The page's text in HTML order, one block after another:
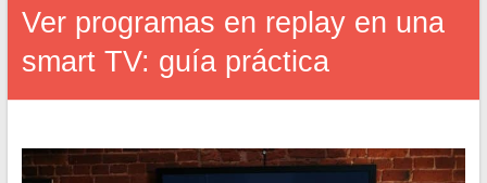
Ver programas en replay en una
smart TV: guía práctica